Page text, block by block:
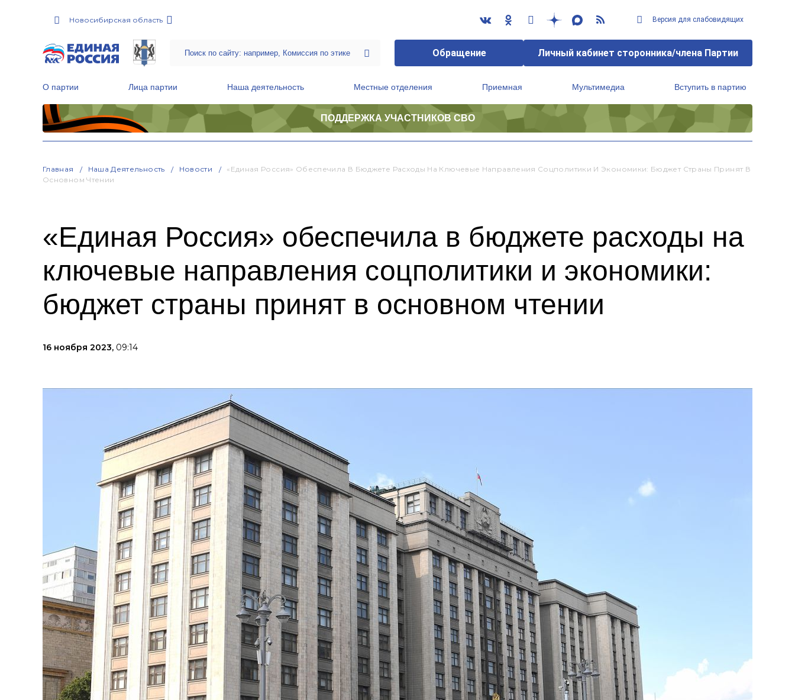
Новосибирская область Версия для слабовидящих
Обращение Личный кабинет сторонника/члена Партии
О партии Лица партии Наша деятельность Местные отделения Приемная Мультимедиа Вступить в партию
ПОДДЕРЖКА УЧАСТНИКОВ СВО
Главная Наша Деятельность Новости
«Единая Россия» Обеспечила В Бюджете Расходы На Ключевые Направления Соцполитики И Экономики: Бюджет Страны Принят В
Основном Чтении
«Единая Россия» обеспечила в бюджете расходы на
ключевые направления соцполитики и экономики:
бюджет страны принят в основном чтении
16 ноября 2023, 09:14